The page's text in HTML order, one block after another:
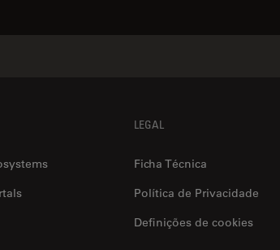
LEGAL
Ficha Técnica
Política de Privacidade
Definições de cookies